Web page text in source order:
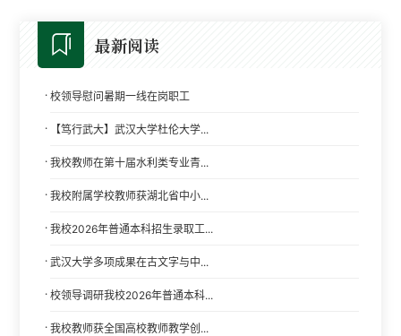
最新阅读
· 校领导慰问暑期一线在岗职工
· 【笃行武大】武汉大学杜伦大学...
· 我校教师在第十届水利类专业青...
· 我校附属学校教师获湖北省中小...
· 我校2026年普通本科招生录取工...
· 武汉大学多项成果在古文字与中...
· 校领导调研我校2026年普通本科...
· 我校教师获全国高校教师教学创...